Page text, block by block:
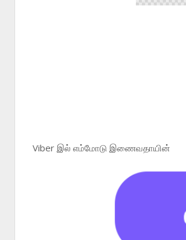
Viber இல் எம்மோடு இணைவதாயின்